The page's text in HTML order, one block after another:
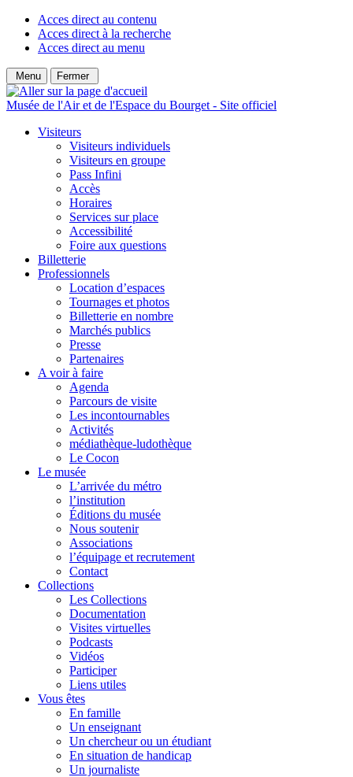
Acces direct au contenu
Acces direct à la recherche
Acces direct au menu
Menu Fermer
Musée de l'Air et de l'Espace du Bourget - Site officiel
Visiteurs
Visiteurs individuels
Visiteurs en groupe
Pass Infini
Accès
Horaires
Services sur place
Accessibilité
Foire aux questions
Billetterie
Professionnels
Location d’espaces
Tournages et photos
Billetterie en nombre
Marchés publics
Presse
Partenaires
A voir à faire
Agenda
Parcours de visite
Les incontournables
Activités
médiathèque-ludothèque
Le Cocon
Le musée
L’arrivée du métro
l’institution
Éditions du musée
Nous soutenir
Associations
l’équipage et recrutement
Contact
Collections
Les Collections
Documentation
Visites virtuelles
Podcasts
Vidéos
Participer
Liens utiles
Vous êtes
En famille
Un enseignant
Un chercheur ou un étudiant
En situation de handicap
Un journaliste